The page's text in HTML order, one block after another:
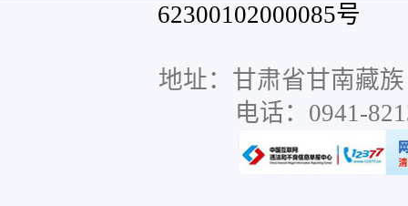
62300102000085号
地址：甘肃省甘南藏
电话：0941-